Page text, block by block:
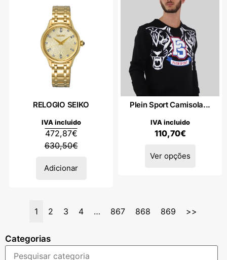
Categorias
RELOGIO SEIKO
630,50€
472,87€
IVA incluido
Adicionar
Plein Sport Camisola...
110,70€
IVA incluido
Ver opções
1 2 3 4 … 867 868 869 >>